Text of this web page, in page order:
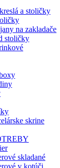
a stoličky
na zakladače
stoličky
skrine
skladané
v kotúči